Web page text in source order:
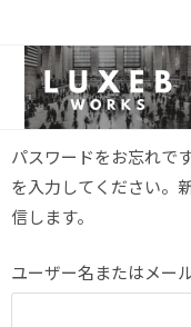
パスワードをお忘れで
を入力してください。
信します。
ユーザー名またはメー